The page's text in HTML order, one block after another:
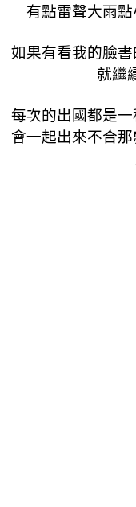
有點雷聲大雨
如果有看我的臉
就繼
每次的出國都是
會一起出來不合